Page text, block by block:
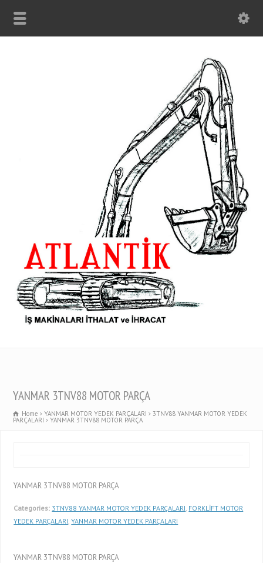
YANMAR 3TNV88 MOTOR PARÇA
Home YANMAR MOTOR YEDEK PARÇALARI 3TNV88 YANMAR MOTOR YEDEK
PARÇALARI YANMAR 3TNV88 MOTOR PARÇA
YANMAR 3TNV88 MOTOR PARÇA
Categories: 3TNV88 YANMAR MOTOR YEDEK PARÇALARI FORKLİFT MOTOR
YEDEK PARÇALARI ,YANMAR MOTOR YEDEK PARÇALARI
YANMAR 3TNV88 MOTOR PARÇA